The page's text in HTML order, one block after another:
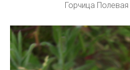
Горчица